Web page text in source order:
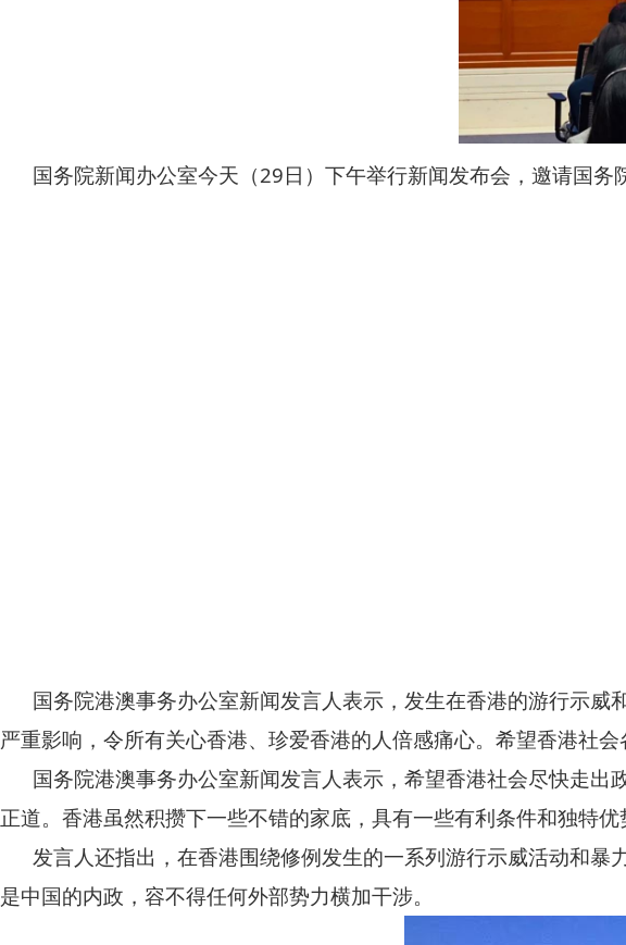
国务院新闻办公室今天（29日）下午举行新闻发布会，邀请国务
国务院港澳事务办公室新闻发言人表示，发生在香港的游行示
严重影响，令所有关心香港、珍爱香港的人倍感痛心。希望香港社
国务院港澳事务办公室新闻发言人表示，希望香港社会尽快走
正道。香港虽然积攒下一些不错的家底，具有一些有利条件和独特
发言人还指出，在香港围绕修例发生的一系列游行示威活动和
是中国的内政，容不得任何外部势力横加干涉。